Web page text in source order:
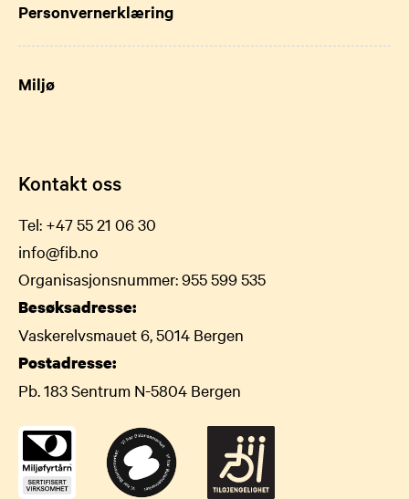
Personvernerklæring
Miljø
Kontakt oss
Tel: +47 55 21 06 30
info@fib.no
Organisasjonsnummer: 955 599 535
Besøksadresse:
Vaskerelvsmauet 6, 5014 Bergen
Postadresse:
Pb. 183 Sentrum N-5804 Bergen